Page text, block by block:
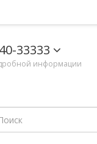
33333
информации